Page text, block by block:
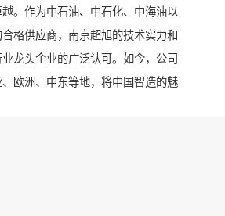
。作为中石油、中石化、中海油以
格供应商，南京超旭的技术实力和
龙头企业的广泛认可。如今，公司
欧洲、中东等地，将中国智造的魅